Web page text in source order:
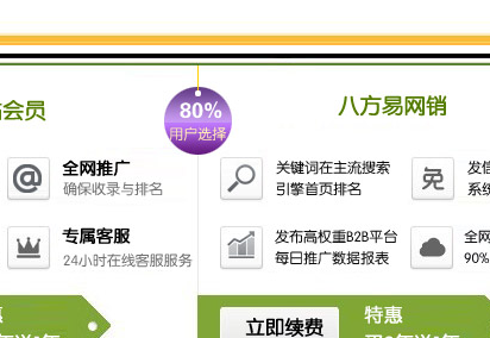
机的情况。
降机的控制室或其他合适的位置安装监控屏幕，用于显示摄像头
员清晰地观察升降机内部情况。
内部和控制室等位置安装报警器，用于监测升降机的异常情况
注意并促使他们采取相应的应对措施。
控设备与电源和网络进行连接，确保监控设备正常工作。电源可
后，对监控设备进行测试和调试，确保其正常工作。测试包括